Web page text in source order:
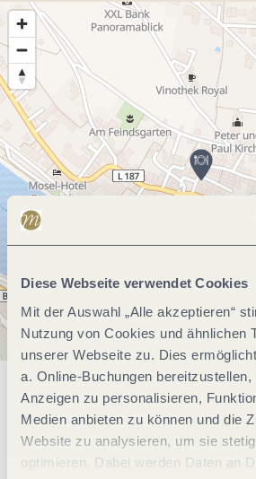
Diese Webseite verwendet Cookies
Mit der Auswahl „Alle akzeptieren“
Nutzung von Cookies und ähnlichen
unserer Webseite zu. Dies
a. Online-Buchungen bereitzustellen,
Anzeigen zu personalisieren,
Medien anbieten zu können und die
Website zu analysieren, um sie
optimieren. Dabei werden Daten an
Allgemeine